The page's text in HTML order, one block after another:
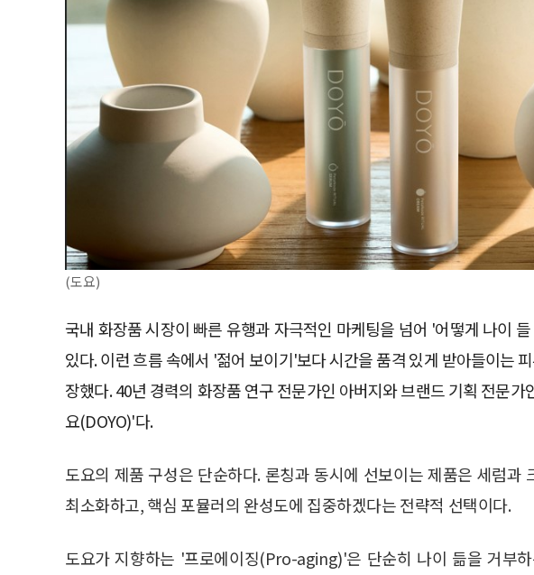
(도요)
국내 화장품 시장이 빠른 유행과 자극적인 마케팅을 넘어 '어떻게 나이
있다. 이런 흐름 속에서 '젊어 보이기'보다 시간을 품격 있게 받아들이는
장했다. 40년 경력의 화장품 연구 전문가인 아버지와 브랜드 기획 전문
요(DOYO)'다.
도요의 제품 구성은 단순하다. 론칭과 동시에 선보이는 제품은 세럼과
최소화하고, 핵심 포뮬러의 완성도에 집중하겠다는 전략적 선택이다.
도요가 지향하는 '프로에이징(Pro-aging)'은 단순히 나이 듦을 거부